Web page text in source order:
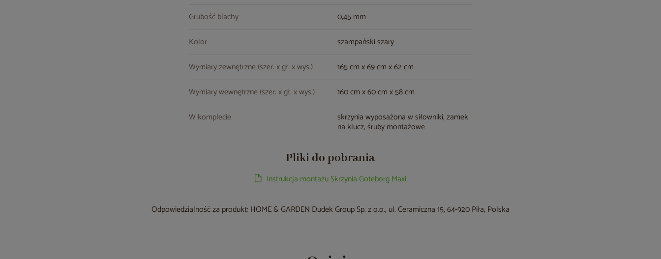
Grubość blachy
0,45 mm
Kolor
szampański szary
Wymiary zewnętrzne (szer. x gł. x wys.)
165 cm x 69 cm x 62 cm
Wymiary wewnętrzne (szer. x gł. x wys.)
160 cm x 60 cm x 58 cm
W komplecie
skrzynia wyposażona w siłowniki, zamek
na klucz, śruby montażowe
Pliki do pobrania
Instrukcja montażu Skrzynia Goteborg Maxi
Odpowiedzialność za produkt: HOME & GARDEN Dudek Group Sp. z o.o., ul. Ceramiczna 15, 64-920 Piła, Polska